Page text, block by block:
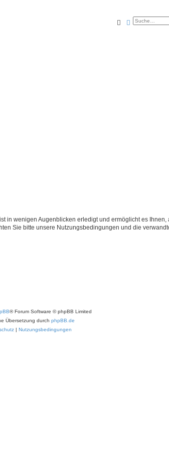
SucheErweiterte
in wenigen Augenblicken erledigt und ermöglicht es
Sie bitte unsere Nutzungsbedingungen und die
® Forum Software © phpBB Limited
Übersetzung durch phpBB.de
| Nutzungsbedingungen